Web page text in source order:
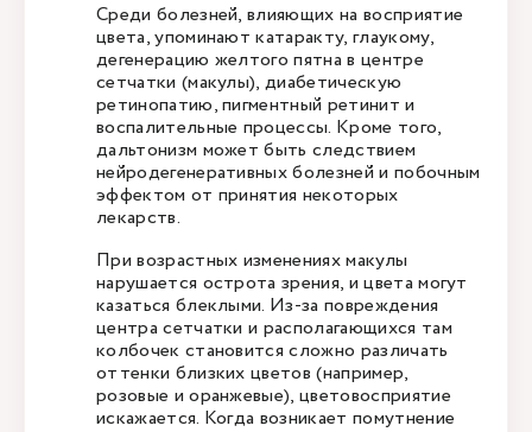
Среди болезней, влияющих на восприятие
цвета, упоминают катаракту, глаукому,
дегенерацию желтого пятна в центре
сетчатки (макулы), диабетическую
ретинопатию, пигментный ретинит и
воспалительные процессы. Кроме того,
дальтонизм может быть следствием
нейродегенеративных болезней и побочным
эффектом от принятия некоторых
лекарств.
При возрастных изменениях макулы
нарушается острота зрения, и цвета могут
казаться блеклыми. Из-за повреждения
центра сетчатки и располагающихся там
колбочек становится сложно различать
оттенки близких цветов (например,
розовые и оранжевые), цветовосприятие
искажается. Когда возникает помутнение